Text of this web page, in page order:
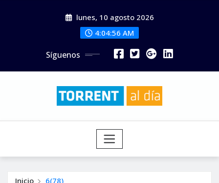
lunes, 10 agosto 2026
4:04:57 AM
Síguenos
Inicio 6(78)